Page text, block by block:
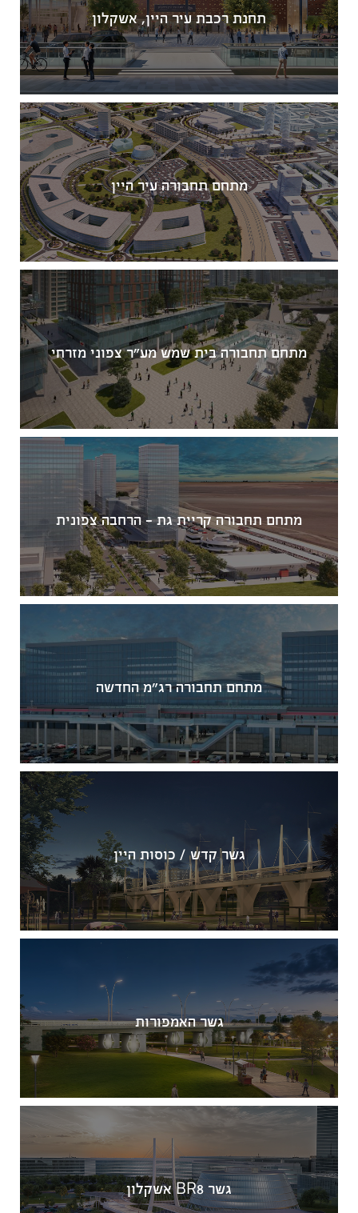
תחנת רכבת עיר היין, אשקלון
מתחם תחבורה עיר היין
מתחם תחבורה בית שמש מע"ר צפוני מזרחי
מתחם תחבורה קריית גת - הרחבה צפונית
מתחם תחבורה רג"מ החדשה
גשר קדש / כוסות היין
גשר האמפורות
גשר BR8 אשקלון